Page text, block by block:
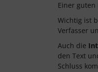
Einer
Wichtig ist
Verfasser
Auch die
den Text
Schluss